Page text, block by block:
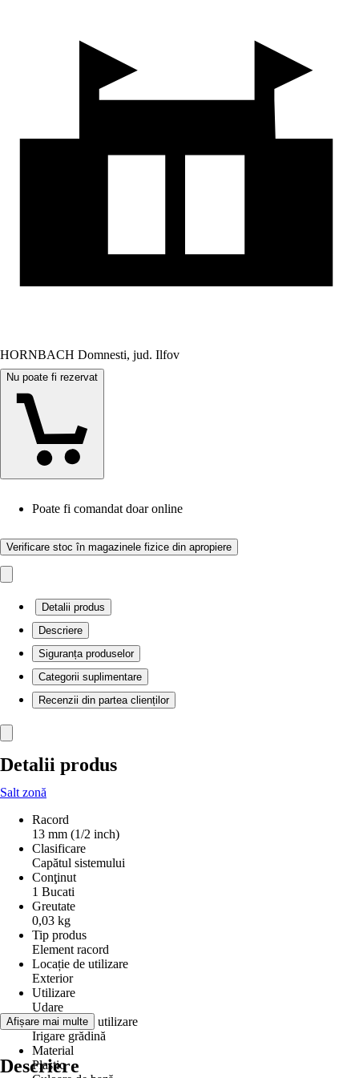
HORNBACH Domnesti, jud. Ilfov
Nu poate fi rezervat
Poate fi comandat doar online
Verificare stoc în magazinele fizice din apropiere
Detalii produs
Descriere
Siguranța produselor
Categorii suplimentare
Recenzii din partea clienților
Detalii produs
Salt zonă
Racord
13 mm (1/2 inch)
Clasificare
Capătul sistemului
Conţinut
1 Bucati
Greutate
0,03 kg
Tip produs
Element racord
Locație de utilizare
Exterior
Utilizare
Udare
Domeniu de utilizare
Irigare grădină
Material
Plastic
Afișare mai multe
Descriere